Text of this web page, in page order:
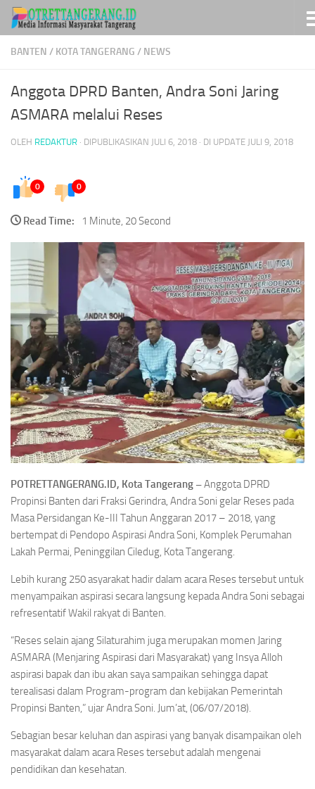
Skip to content
BANTEN / KOTA TANGERANG / NEWS
Anggota DPRD Banten, Andra Soni Jaring
ASMARA melalui Reses
OLEH REDAKTUR · DIPUBLIKASIKAN JULI 6, 2018 · DI UPDATE JULI 9, 2018
0 0
Read Time: 1 Minute, 20 Second
POTRETTANGERANG.ID, Kota Tangerang –Anggota DPRD
Propinsi Banten dari Fraksi Gerindra, Andra Soni gelar Reses pada
Masa Persidangan Ke-III Tahun Anggaran 2017 – 2018, yang
bertempat di Pendopo Aspirasi Andra Soni, Komplek Perumahan
Lakah Permai, Peninggilan Ciledug, Kota Tangerang.
Lebih kurang 250 asyarakat hadir dalam acara Reses tersebut untuk
menyampaikan aspirasi secara langsung kepada Andra Soni sebagai
refresentatif Wakil rakyat di Banten.
“Reses selain ajang Silaturahim juga merupakan momen Jaring
ASMARA (Menjaring Aspirasi dari Masyarakat) yang Insya Alloh
aspirasi bapak dan ibu akan saya sampaikan sehingga dapat
terealisasi dalam Program-program dan kebijakan Pemerintah
Propinsi Banten,” ujar Andra Soni. Jum’at, (06/07/2018).
Sebagian besar keluhan dan aspirasi yang banyak disampaikan oleh
masyarakat dalam acara Reses tersebut adalah mengenai
pendidikan dan kesehatan.